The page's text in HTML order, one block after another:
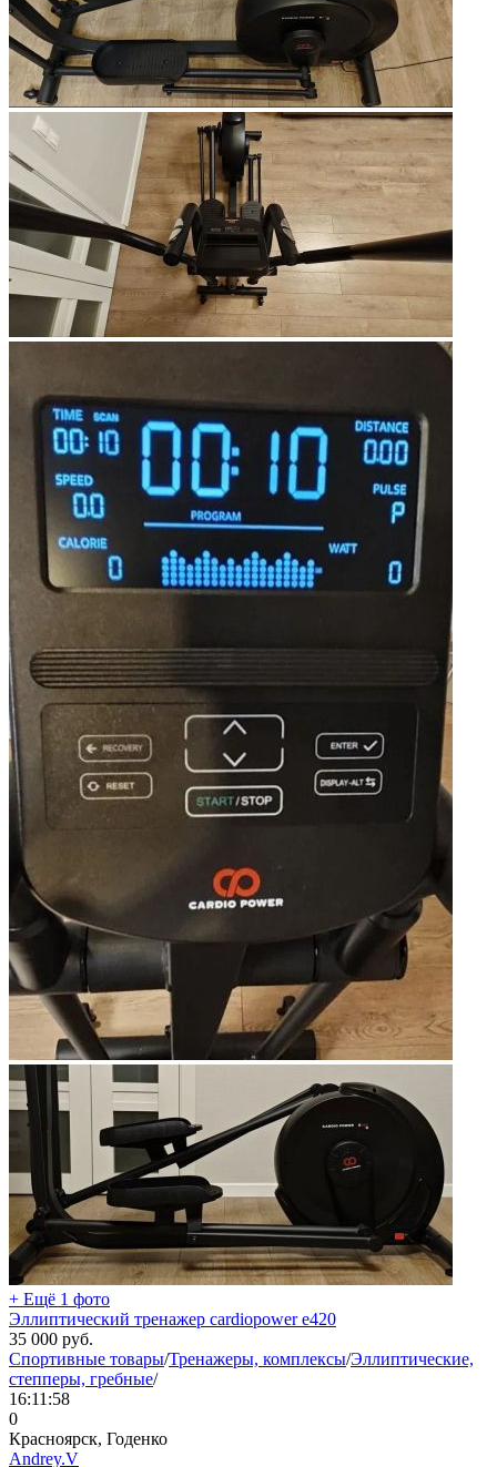
+ Ещё 1 фото
Эллиптический тренажер cardiopower e420
35 000 руб.
Спортивные товары/Тренажеры, комплексы/Эллиптические,
степперы, гребные/
16:11:58
0
Красноярск, Годенко
Andrey.V